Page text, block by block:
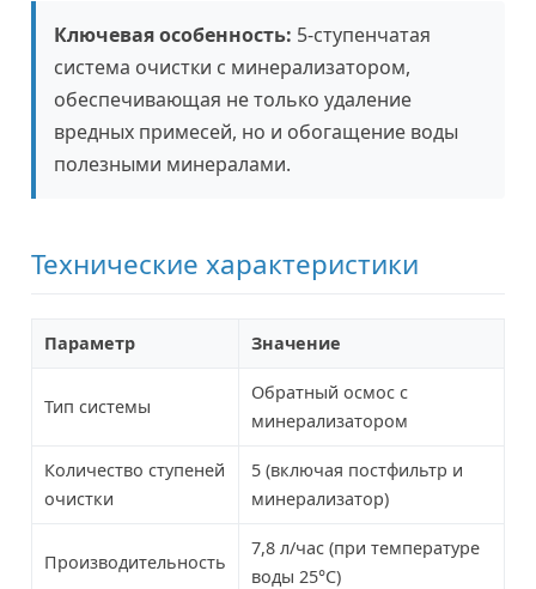
Ключевая особенность: 5-ступенчатая
система очистки с минерализатором,
обеспечивающая не только удаление
вредных примесей, но и обогащение воды
полезными минералами.
Технические характеристики
Параметр Значение
Тип системы
Обратный осмос с
минерализатором
Количество ступеней
очистки
5 (включая постфильтр и
минерализатор)
Производительность
7,8 л/час (при температуре
воды 25°C)